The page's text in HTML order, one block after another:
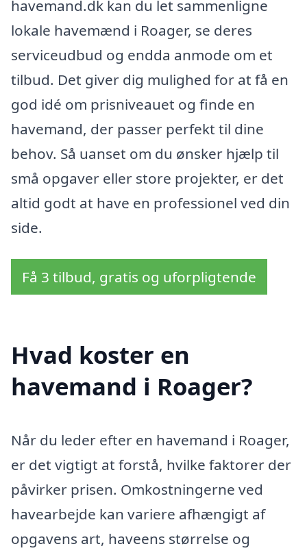
havemand.dk kan du let sammenligne
lokale havemænd i Roager, se deres
serviceudbud og endda anmode om et
tilbud. Det giver dig mulighed for at få en
god idé om prisniveauet og finde en
havemand, der passer perfekt til dine
behov. Så uanset om du ønsker hjælp til
små opgaver eller store projekter, er det
altid godt at have en professionel ved din
side.
Få 3 tilbud, gratis og uforpligtende
Hvad koster en
havemand i Roager?
Når du leder efter en havemand i Roager,
er det vigtigt at forstå, hvilke faktorer der
påvirker prisen. Omkostningerne ved
havearbejde kan variere afhængigt af
opgavens art, haveens størrelse og